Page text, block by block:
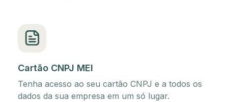
Cartão CNPJ MEI
Tenha acesso ao seu cartão CNPJ e a todos os
dados da sua empresa em um só lugar.